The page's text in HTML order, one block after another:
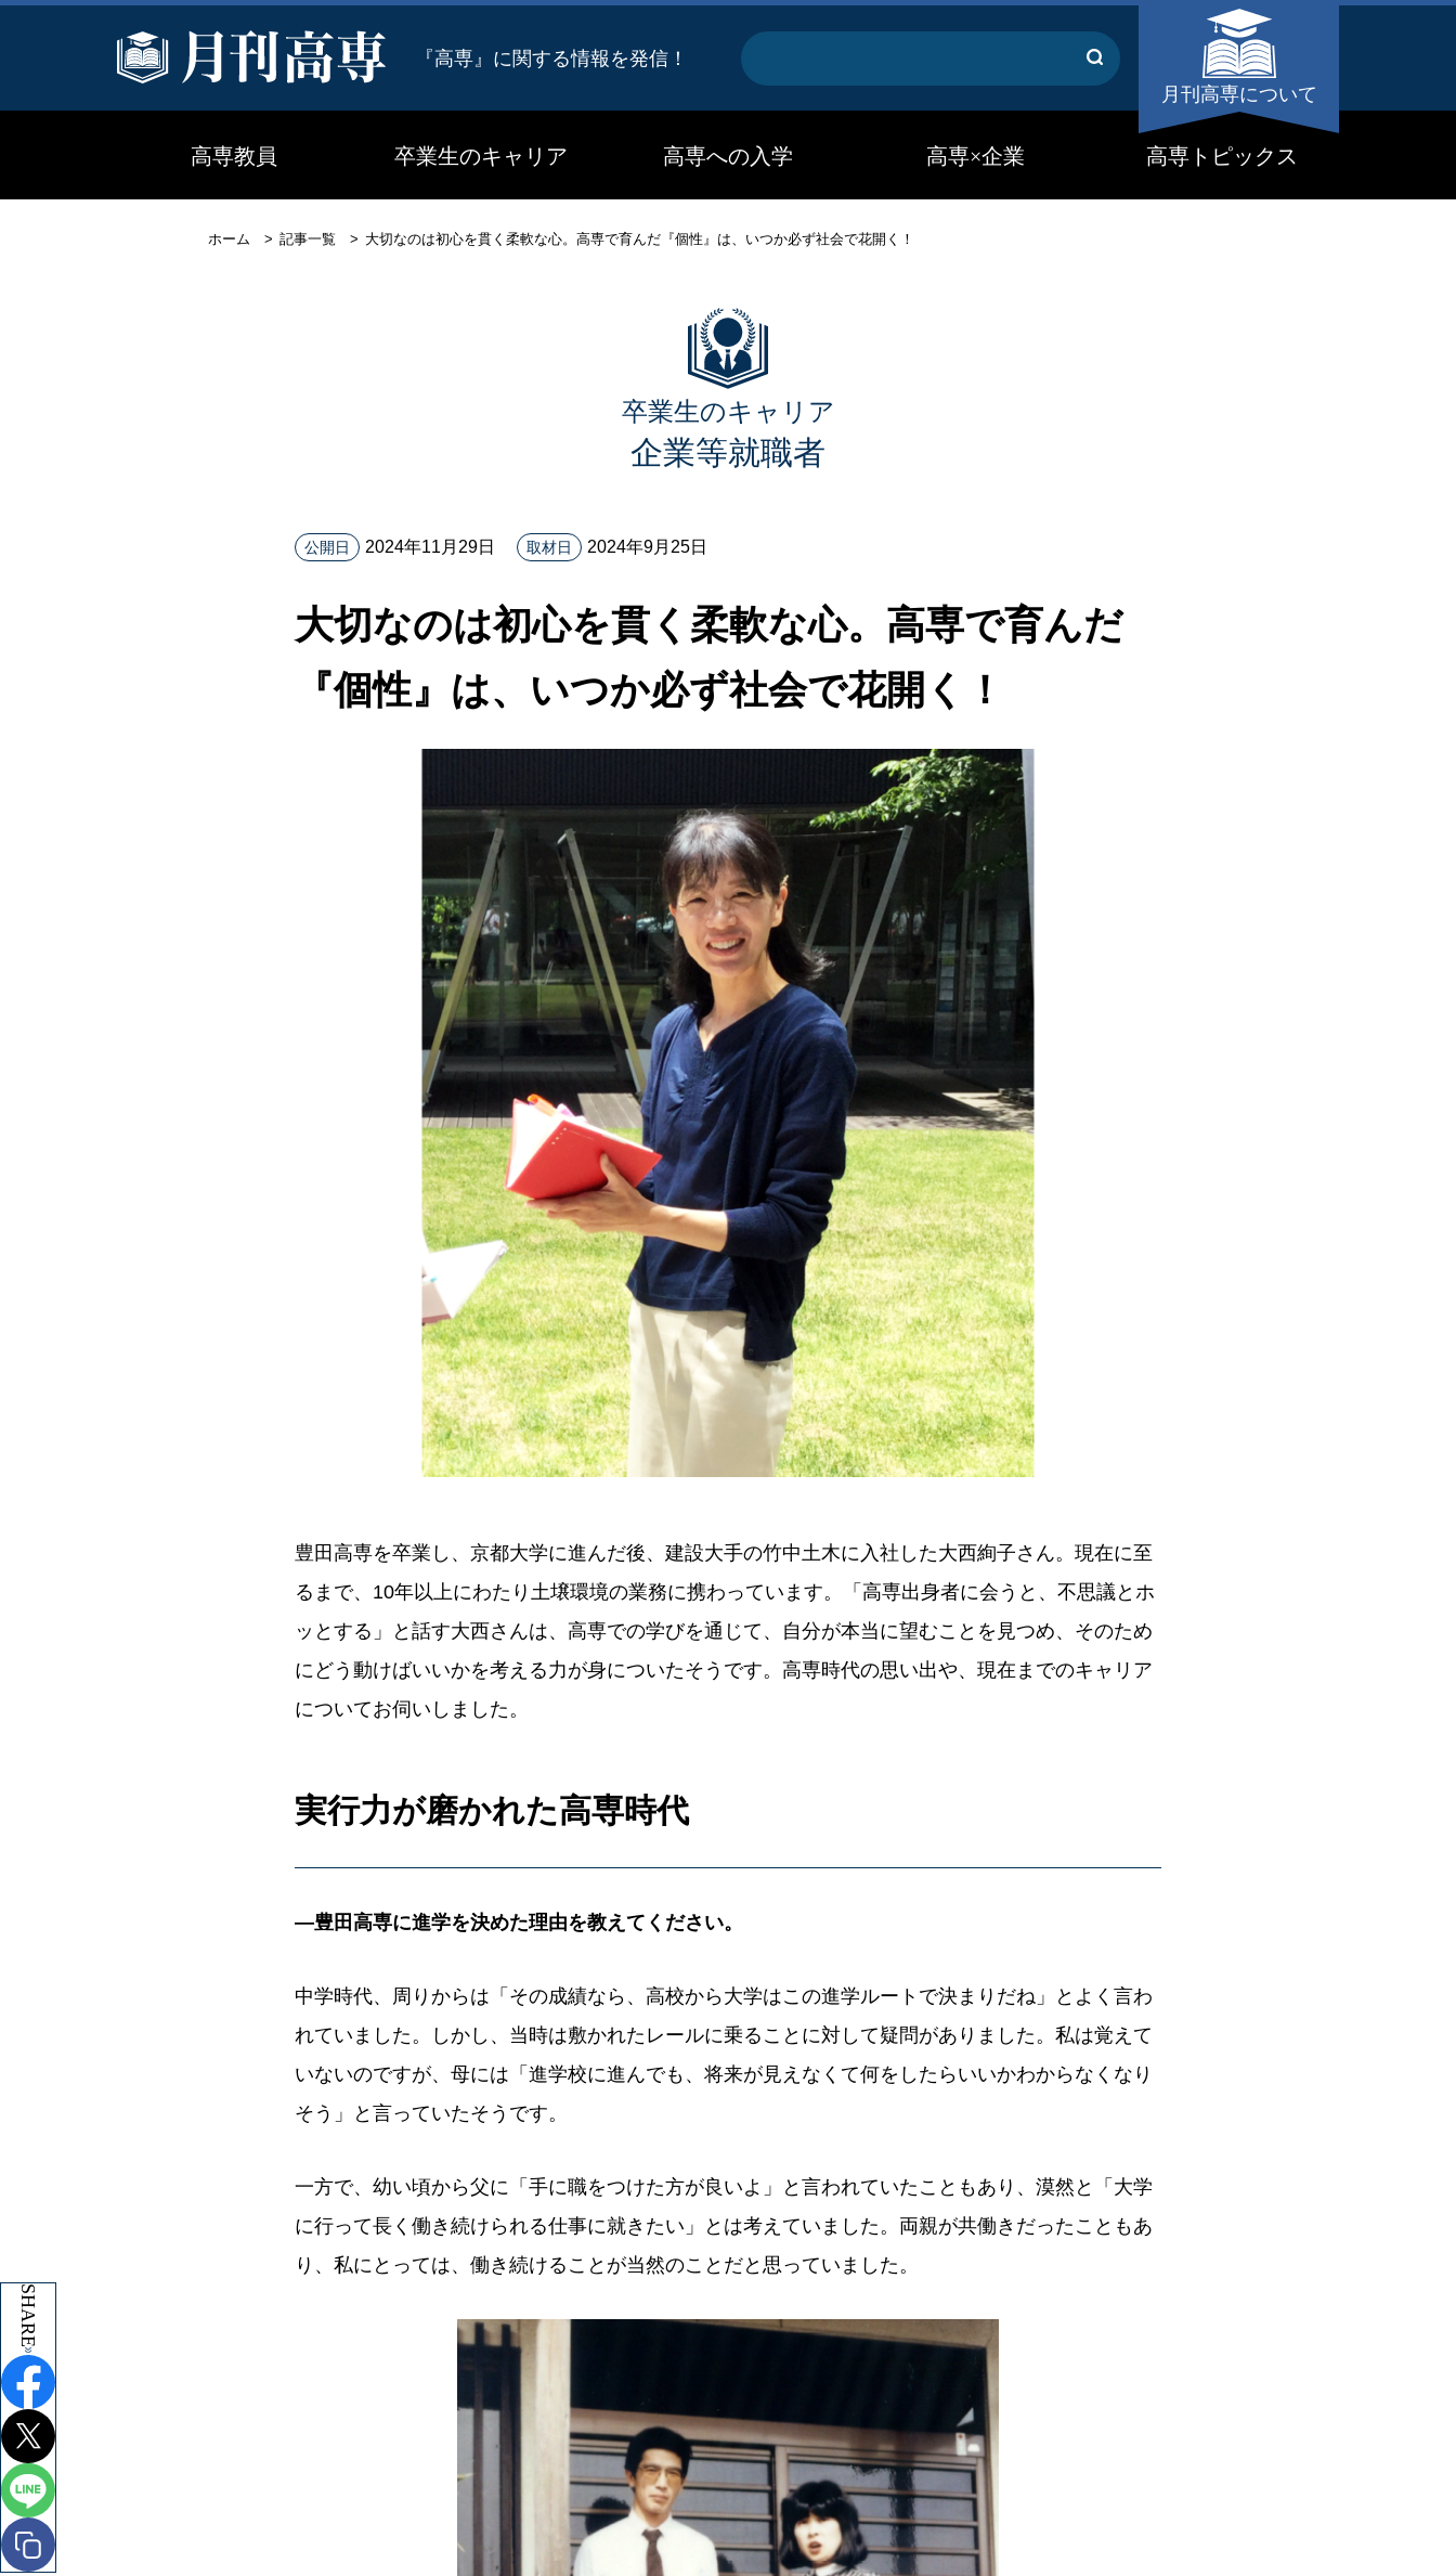
『高専』に関する情報を発信！
キ
ー
ー
ド
月刊高専について
高専教員 卒業生のキャリア 高専への入学 高専×企業 高専トピックス
ホーム 記事一覧 大切なのは初心を貫く柔軟な心。高専で育んだ『個性』は、いつか必ず社会で花開く！
卒業生のキャリア
企業等就職者
大切なのは初心を貫く柔軟な心。高専で育んだ
『個性』は、いつか必ず社会で花開く！
SHARE
公開日 2024年11月29日 取材日 2024年9月25日
豊田高専を卒業し、京都大学に進んだ後、建設大手の竹中土木に入社した大西絢子さん。現在に至
るまで、10年以上にわたり土壌環境の業務に携わっています。「高専出身者に会うと、不思議とホ
ッとする」と話す大西さんは、高専での学びを通じて、自分が本当に望むことを見つめ、そのため
にどう動けばいいかを考える力が身についたそうです。高専時代の思い出や、現在までのキャリア
についてお伺いしました。
実行力が磨かれた高専時代
―豊田高専に進学を決めた理由を教えてください。
中学時代、周りからは「その成績なら、高校から大学はこの進学ルートで決まりだね」とよく言わ
れていました。しかし、当時は敷かれたレールに乗ることに対して疑問がありました。私は覚えて
いないのですが、母には「進学校に進んでも、将来が見えなくて何をしたらいいかわからなくなり
そう」と言っていたそうです。
一方で、幼い頃から父に「手に職をつけた方が良いよ」と言われていたこともあり、漠然と「大学
に行って長く働き続けられる仕事に就きたい」とは考えていました。両親が共働きだったこともあ
り、私にとっては、働き続けることが当然のことだと思っていました。
SHARE